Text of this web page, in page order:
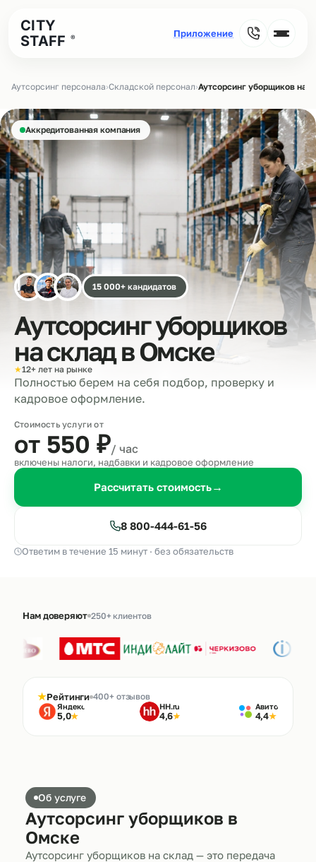
CITY
STAFF
®
Аутсорсинг персонала›Складской персонал›Аутсорсинг уборщиков на
Аккредитованная компания
15 000+ кандидатов
Аутсорсинг уборщиков
на склад вОмске
★12+ лет на рынке
Полностью берем на себя подбор, проверку и
кадровое оформление.
Стоимость услуги от
от 550 ₽/ час
включены налоги, надбавки и кадровое оформление
Рассчитать стоимость→
8 800-444-61-56
Ответим в течение 15 минут · без обязательств
Нам доверяют 250+ клиентов
★Рейтинги 400+ отзывов
Яндекс
5,0★
HH.ru
4,6★
Авито
4,4★
Об услуге
Аутсорсинг уборщиков в
Омске
Аутсорсинг уборщиков на склад — это передача